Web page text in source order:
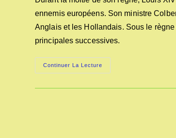
publication :
ennemis européens. Son ministre
Anglais et les Hollandais. Sous le
principales successives.
Continuer La Lecture
CORDERIES